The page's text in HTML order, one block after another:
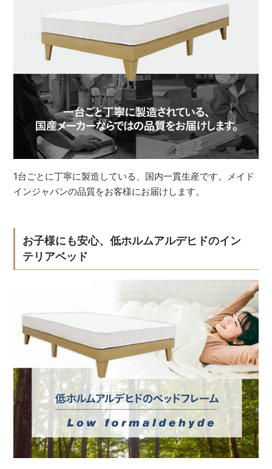
1台ごとに丁寧に製造している、国内一貫生産です。メイド
インジャパンの品質をお客様にお届けします。
お子様にも安心、低ホルムアルデヒドのイン
テリアベッド